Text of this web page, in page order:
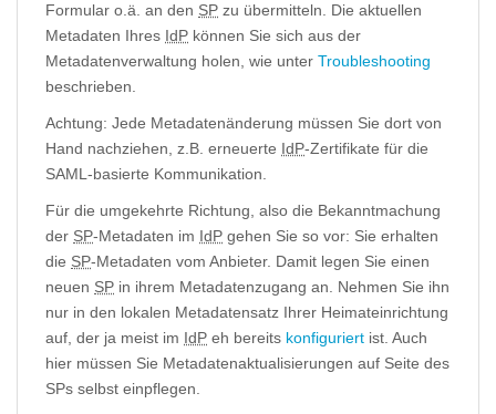
Formular o.ä. an den SP zu übermitteln. Die aktuellen
Metadaten Ihres IdP können Sie sich aus der
Metadatenverwaltung holen, wie unter Troubleshooting
beschrieben.
Achtung: Jede Metadatenänderung müssen Sie dort von
Hand nachziehen, z.B. erneuerte IdP-Zertifikate für die
SAML-basierte Kommunikation.
Für die umgekehrte Richtung, also die Bekanntmachung
der SP-Metadaten im IdP gehen Sie so vor: Sie erhalten
die SP-Metadaten vom Anbieter. Damit legen Sie einen
neuen SP in ihrem Metadatenzugang an. Nehmen Sie ihn
nur in den lokalen Metadatensatz Ihrer Heimateinrichtung
auf, der ja meist im IdP eh bereits konfiguriert ist. Auch
hier müssen Sie Metadatenaktualisierungen auf Seite des
SPs selbst einpflegen.